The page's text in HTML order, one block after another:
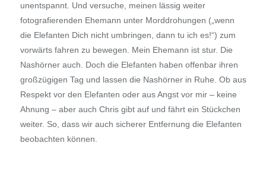
unentspannt. Und versuche, meinen lässig weiter
fotografierenden Ehemann unter Morddrohungen („wenn
die Elefanten Dich nicht umbringen, dann tu ich es!“) zum
vorwärts fahren zu bewegen. Mein Ehemann ist stur. Die
Nashörner auch. Doch die Elefanten haben offenbar ihren
großzügigen Tag und lassen die Nashörner in Ruhe. Ob aus
Respekt vor den Elefanten oder aus Angst vor mir – keine
Ahnung – aber auch Chris gibt auf und fährt ein Stückchen
weiter. So, dass wir auch sicherer Entfernung die Elefanten
beobachten können.